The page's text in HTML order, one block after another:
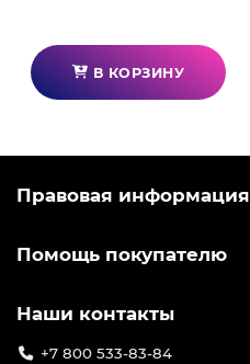
В КОРЗИНУ
Правовая информация
Помощь покупателю
Наши контакты
+7 800 533-83-84